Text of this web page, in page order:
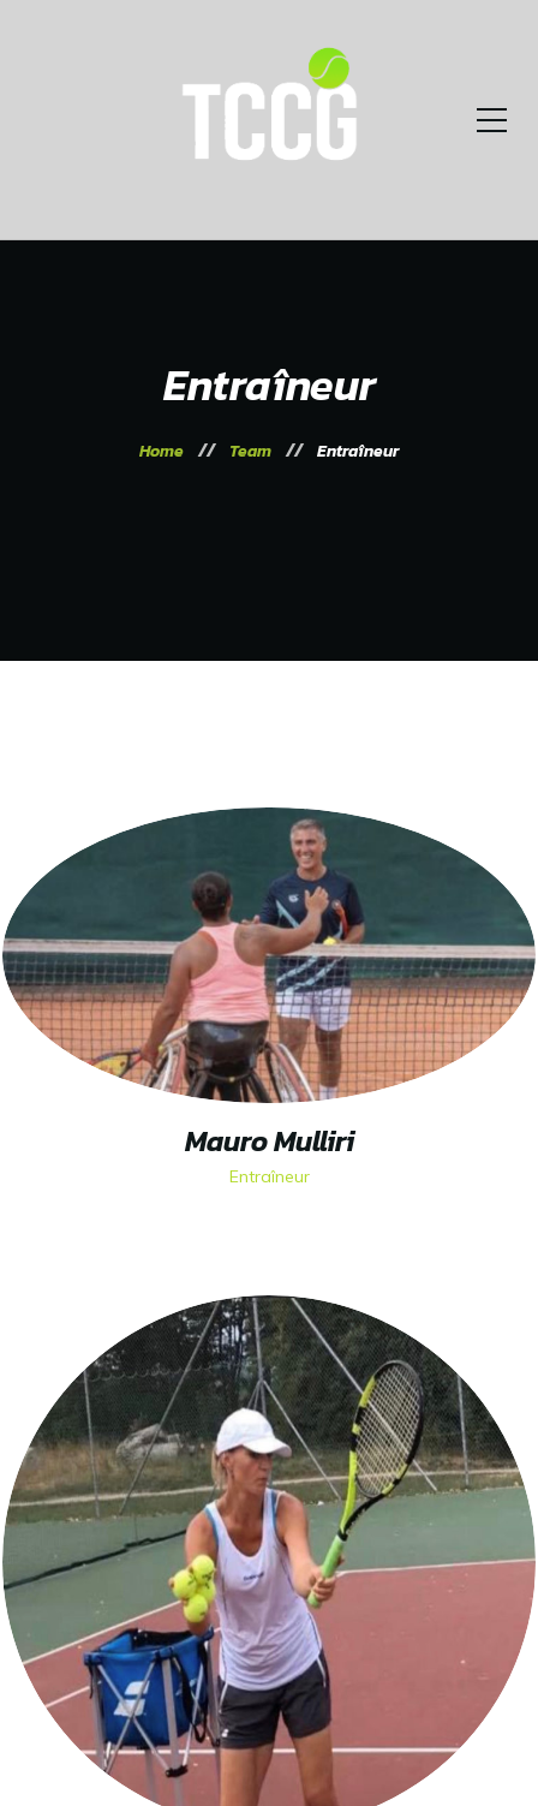
Entraîneur
Home Team Entraîneur
Mauro Mulliri
Entraîneur